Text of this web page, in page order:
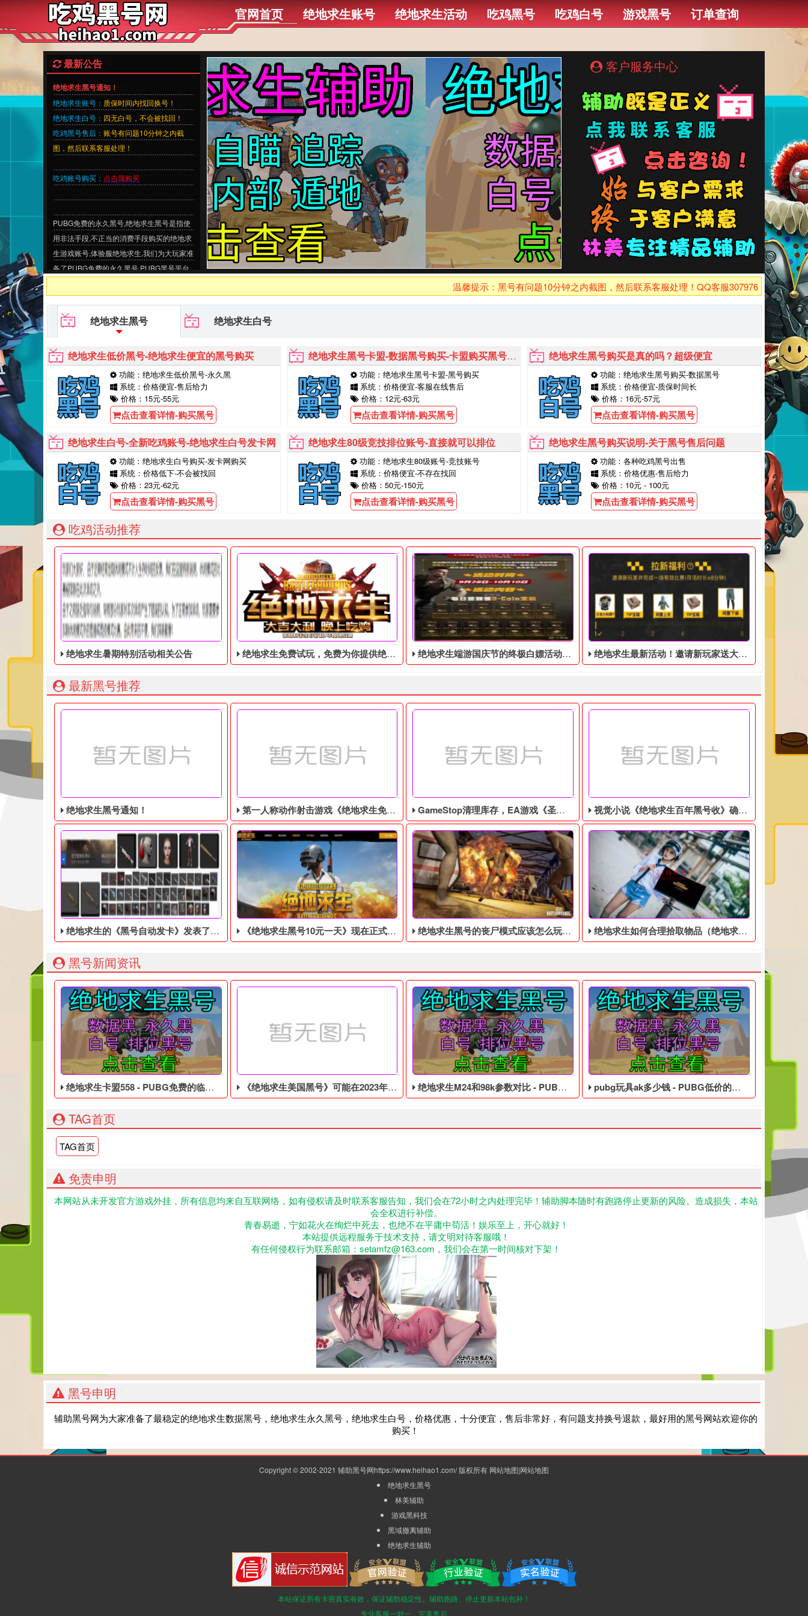
官网首页 绝地求生账号 绝地求生活动 吃鸡黑号 吃鸡白号 游戏黑号 订单查询
最新公告
绝地求生黑号通知！
绝地求生账号： 质保时间内找回换号！
绝地求生白号： 四无白号，不会被找回！
吃鸡黑号售后： 账号有问题10分钟之内截
图，然后联系客服处理！
吃鸡账号购买： 点击我购买
PUBG免费的永久黑号,绝地求生黑号是指使
用非法手段,不正当的消费手段购买的绝地求
生游戏账号,体验服绝地求生,我们为大玩家准
备了PUBG免费的永久黑号,PUBG黑号平台
客户服务中心
温馨提示：黑号有问题10分钟之内截图，然后联系客服处理！QQ客服3079762926！
绝地求生黑号 绝地求生白号
绝地求生低价黑号-绝地求生便宜的黑号购买
功能：绝地求生低价黑号-永久黑
系统：价格便宜-售后给力
价格：15元-55元
点击查看详情-购买黑号
绝地求生黑号卡盟-数据黑号购买-卡盟购买黑号能用多久
功能：绝地求生黑号卡盟-黑号购买
系统：价格便宜-客服在线售后
价格：12元-63元
点击查看详情-购买黑号
绝地求生黑号购买是真的吗？超级便宜
功能：绝地求生黑号购买-数据黑号
系统：价格便宜-质保时间长
价格：16元-57元
点击查看详情-购买黑号
绝地求生白号-全新吃鸡账号-绝地求生白号发卡网
功能：绝地求生白号购买-发卡网购买
系统：价格低下-不会被找回
价格：23元-62元
点击查看详情-购买黑号
绝地求生80级竞技排位账号-直接就可以排位
功能：绝地求生80级账号-竞技账号
系统：价格便宜-不存在找回
价格：50元-150元
点击查看详情-购买黑号
绝地求生黑号购买说明-关于黑号售后问题
功能：各种吃鸡黑号出售
系统：价格优惠-售后给力
价格：10元 - 100元
点击查看详情-购买黑号
吃鸡活动推荐
绝地求生暑期特别活动相关公告 绝地求生免费试玩，免费为你提供绝地求生账号 绝地求生端游国庆节的终极白嫖活动，活动的时间是9月28号到10月10号 绝地求生最新活动！邀请新玩家送大吉大利黑T！
最新黑号推荐
绝地求生黑号通知！
绝地求生黑号： 质保时间内找回换号！ 绝地求生白号： 四无白号，不会被找回！ 吃鸡黑号售后： 黑号有问题10分钟之内截图，然后联系客服处理！ 黑号QQ客服： 1600445187
第一人称动作射击游戏《绝地求生免费辅助》今日登陆主机平台
2036年，世界上突然出现了一个巨型的黑洞，科学家们无法解释这个现象。玩家将操控超自然科学研究组织（SRO）队员“覃舒雅”，前往事
GameStop清理库存，EA游戏《圣歌》以1美分售出
据外媒Kotaku报道，美国游戏零售商GameStop正在清理库存，将EA游戏《圣歌》以1美分的超
视觉小说《绝地求生百年黑号收》确认登陆Switch，特别版售价9350日元
出版商Idea Factory今日宣布，男孩间友情为主题的视
绝地求生的《黑号自动发卡》发表了新的游戏账号
绝地求生黑号自动发卡，绝地求生的《黑号自动发卡​》发表了新的游戏账号，11月11日发售时支持黑号和白号，至今为止支持中文。
《绝地求生黑号10元一天》现在正式上市，Steam以10元支持简体中文
《绝地求生黑号10元一天》现在正式上市，Steam以10元支持简体中文。目前，游戏首次发布不到24小时，玩家的评论从不同的赞词变成了很
​绝地求生黑号的丧尸模式应该怎么玩？突变体防御模式的简单介绍
绝地求生黑号的丧尸模式应该怎么玩？绝地求生黑号在实验室启动了一种新的实验模式突变体防
绝地求生如何合理拾取物品（绝地求生黑号）
为了赢得绝地求生黑号的最终胜利，必须合理搭配比
黑号新闻资讯
绝地求生卡盟558 - PUBG免费的临时黑号
PUBG免费的临时黑号,绝地求生黑号是指使用非法手段,不正当的消费手段购买的绝地求生游戏账号,绝地求生卡盟558,我们为大玩家准备了PUBG免费的临时黑号,PUBG黑号平台等待你的购
《绝地求生美国黑号》可能在2023年3月发售
最近有消息称，电子艺界公司（EA）在2023财年第一季度将发布两款“重要IP”和“一个游戏的重制版”，其中《绝地求生美国黑号》被认为是
绝地求生M24和98k参数对比 - PUBG便宜的临时黑号
PUBG便宜的临时黑号,绝地求生黑号是指使用非法手段,不正当的消费手段购买的绝地求生游戏账
pubg玩具ak多少钱 - PUBG低价的数据黑号
PUBG低价的数据黑号,绝地求生黑号是指使用非法
TAG首页
TAG首页
免责申明
本网站从未开发官方游戏外挂，所有信息均来自互联网络，如有侵权请及时联系客服告知，我们会在72小时之内处理完毕！辅助脚本随时有跑路停止更新的风险。造成损失，本站
会全权进行补偿。
青春易逝，宁如花火在绚烂中死去，也绝不在平庸中苟活！娱乐至上，开心就好！
本站提供远程服务于技术支持，请文明对待客服哦！
有任何侵权行为联系邮箱：setamfz@163.com，我们会在第一时间核对下架！
黑号申明
辅助黑号网为大家准备了最稳定的绝地求生数据黑号，绝地求生永久黑号，绝地求生白号，价格优惠，十分便宜，售后非常好，有问题支持换号退款，最好用的黑号网站欢迎你的
购买！
Copyright © 2002-2021 辅助黑号网https://www.heihao1.com/ 版权所有 网站地图|网站地图
绝地求生黑号
林美辅助
游戏黑科技
黑域撤离辅助
绝地求生辅助
本站保证所有卡密真实有效，保证辅助稳定性。辅助跑路、停止更新本站包补！
专业客服一对一，完美售后